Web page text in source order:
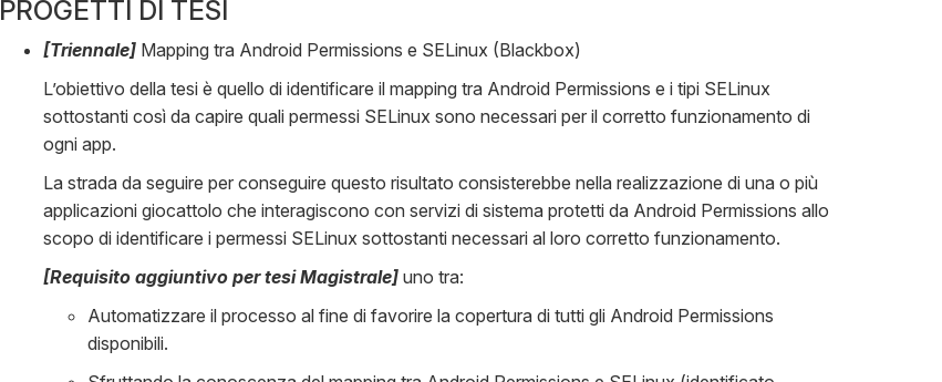
PROGETTI DI TESI
[Triennale] Mapping tra Android Permissions e SELinux (Blackbox)
L’obiettivo della tesi è quello di identificare il mapping tra Android Permissions e i tipi SELinux
sottostanti così da capire quali permessi SELinux sono necessari per il corretto funzionamento di
ogni app.
La strada da seguire per conseguire questo risultato consisterebbe nella realizzazione di una o più
applicazioni giocattolo che interagiscono con servizi di sistema protetti da Android Permissions allo
scopo di identificare i permessi SELinux sottostanti necessari al loro corretto funzionamento.
[Requisito aggiuntivo per tesi Magistrale] uno tra:
Automatizzare il processo al fine di favorire la copertura di tutti gli Android Permissions
disponibili.